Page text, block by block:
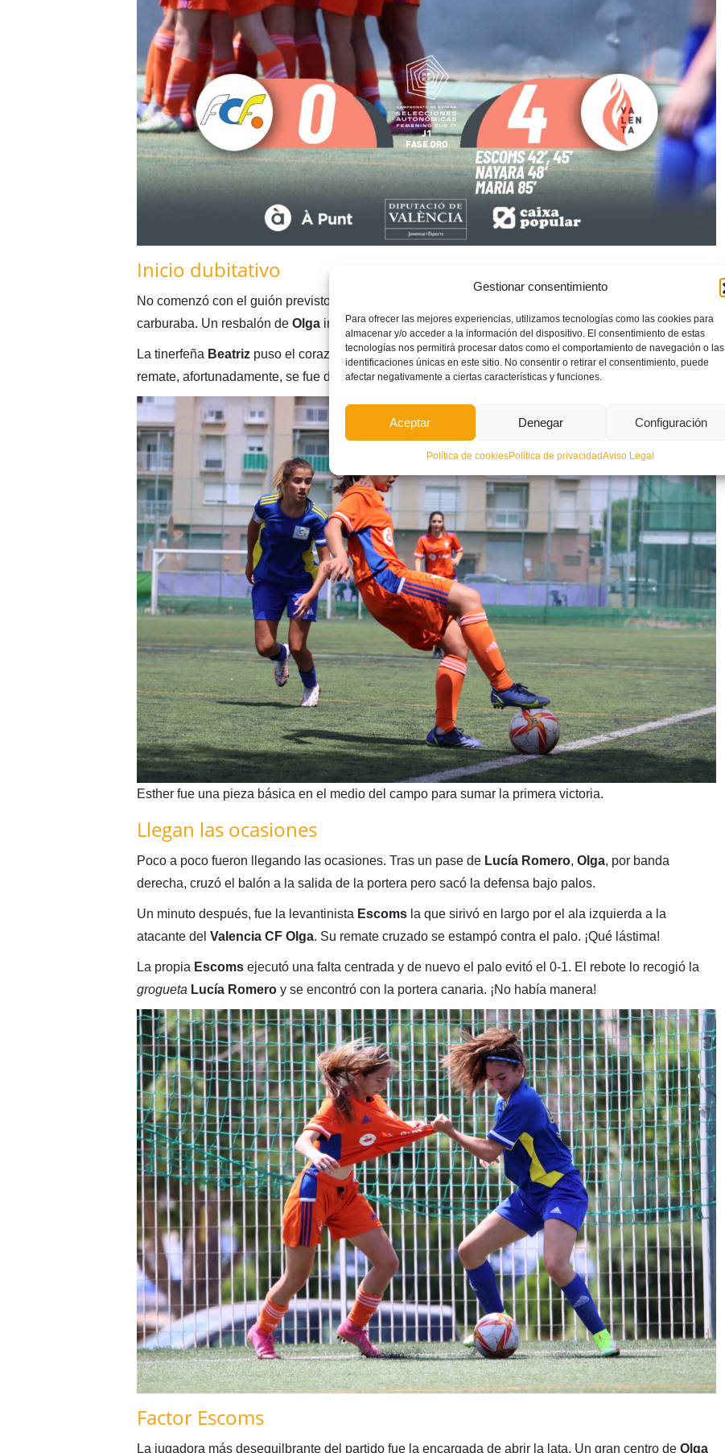
Gestionar consentimiento
Para ofrecer las mejores experiencias, utilizamos tecnologías como las cookies para
almacenar y/o acceder a la información del dispositivo. El consentimiento de estas
tecnologías nos permitirá procesar datos como el comportamiento de navegación o las
identificaciones únicas en este sitio. No consentir o retirar el consentimiento, puede
afectar negativamente a ciertas características y funciones.
Aceptar Denegar Configuración
Política de cookiesPolítica de privacidadAviso Legal
Inicio dubitativo
No comenzó con el guión previsto el partido.
carburaba. Un resbalón de Olgaimpidió disponer de la primera ocasión a la sub17.
La tinerfeña Beatrizpuso el corazón en un puño a laSelecciócon su jugada por banda derecha. Su
remate, afortunadamente, se fue desviado.
Esther fue una pieza básica en el medio del campo para sumar la primera victoria.
Llegan las ocasiones
Poco a poco fueron llegando las ocasiones. Tras un pase de Lucía Romero, Olga, por banda
derecha, cruzó el balón a la salida de la portera pero sacó la defensa bajo palos.
Un minuto después, fue la levantinista Escomsla que sirivó en largo por el ala izquierda a la
atacante del Valencia CF Olga. Su remate cruzado se estampó contra el palo. ¡Qué lástima!
La propia Escomsejecutó una falta centrada y de nuevo el palo evitó el 0-1. El rebote lo recogió la
grogueta Lucía Romeroy se encontró con la portera canaria. ¡No había manera!
Factor Escoms
La jugadora más desequilbrante del partido fue la encargada de abrir la lata. Un gran centro de Olga